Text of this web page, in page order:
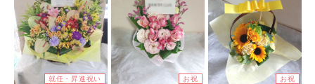
就任・昇進祝い お祝 お祝